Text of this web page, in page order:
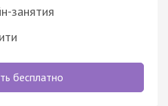
занятия
бесплатно